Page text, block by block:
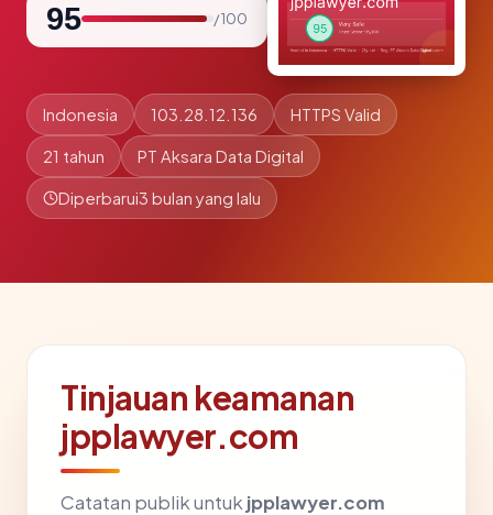
95 / 100
Indonesia 103.28.12.136 HTTPS Valid
21 tahun PT Aksara Data Digital
Diperbarui3 bulan yang lalu
Tinjauan keamanan
jpplawyer.com
Catatan publik untuk jpplawyer.com